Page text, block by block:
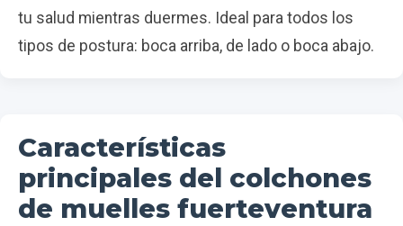
tu salud mientras duermes. Ideal para todos los
tipos de postura: boca arriba, de lado o boca abajo.
Características
principales del colchones
de muelles fuerteventura